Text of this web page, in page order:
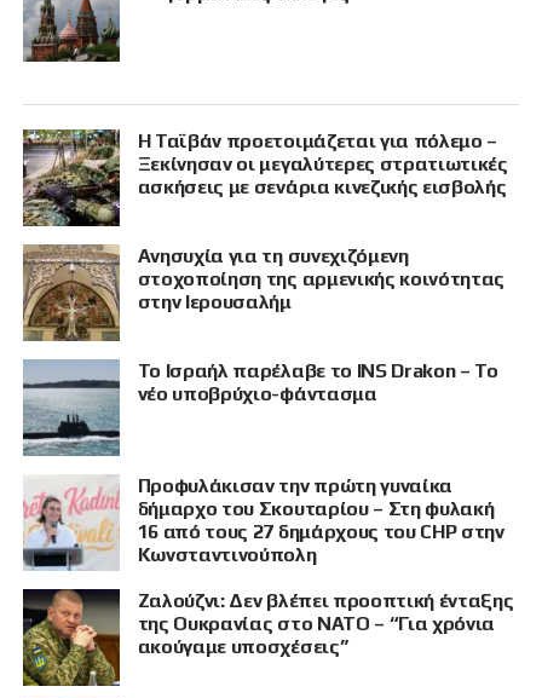
Η Ταϊβάν προετοιμάζεται για πόλεμο –
Ξεκίνησαν οι μεγαλύτερες στρατιωτικές
ασκήσεις με σενάρια κινεζικής εισβολής
Ανησυχία για τη συνεχιζόμενη
στοχοποίηση της αρμενικής κοινότητας
στην Ιερουσαλήμ
Το Ισραήλ παρέλαβε το INS Drakon – Το
νέο υποβρύχιο-φάντασμα
Προφυλάκισαν την πρώτη γυναίκα
δήμαρχο του Σκουταρίου – Στη φυλακή
16 από τους 27 δημάρχους του CHP στην
Κωνσταντινούπολη
Ζαλούζνι: Δεν βλέπει προοπτική ένταξης
της Ουκρανίας στο ΝΑΤΟ – “Για χρόνια
ακούγαμε υποσχέσεις”